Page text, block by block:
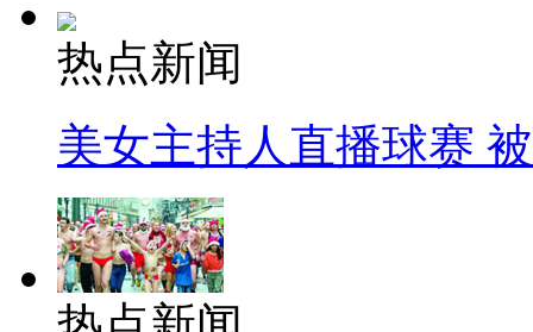
热点新闻
美女主持人直播球赛